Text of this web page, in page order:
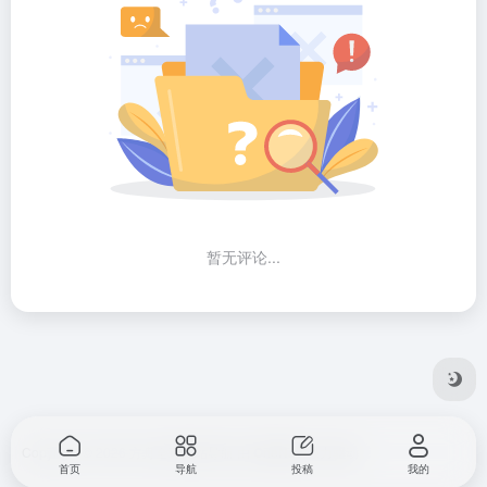
暂无评论...
Copyright © 2026 方舟全球网站导航 OneNav强力驱动
首页 导航 投稿 我的